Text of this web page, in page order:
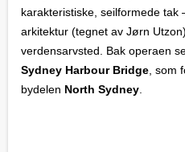
karakteristiske, seilformede tak
arkitektur (tegnet av Jørn
verdensarvsted. Bak operaen
Sydney Harbour Bridge , som
bydelen North Sydney